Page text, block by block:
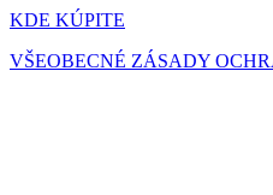
KDE KÚPITE
VŠEOBECNÉ ZÁSADY